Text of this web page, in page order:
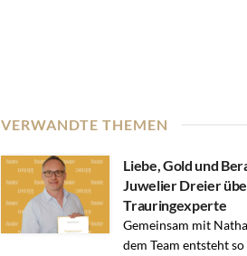
VERWANDTE THEMEN
Liebe, Gold und
Juwelier Dreier
Trauringexperte
Gemeinsam mit
dem Team entsteht so